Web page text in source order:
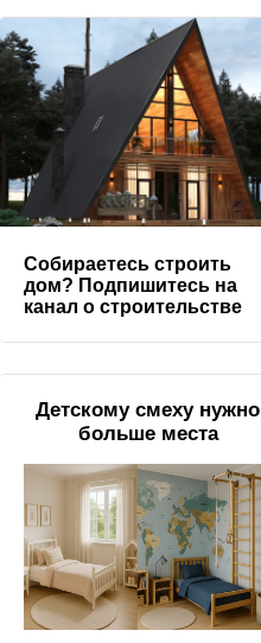
Собираетесь строить
дом? Подпишитесь на
канал о строительстве
Детскому смеху нужно
больше места